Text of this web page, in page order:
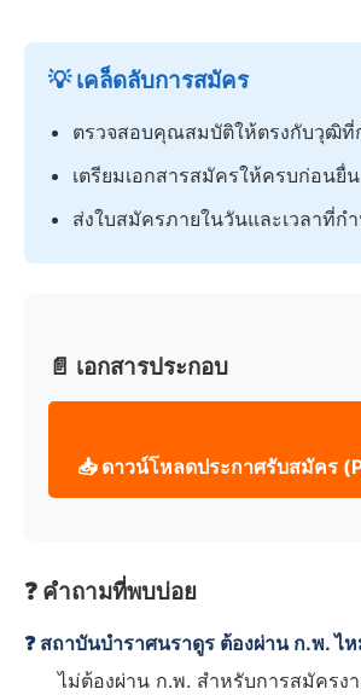
💡 เคล็ดลับการสมัคร
ตรวจสอบคุณสมบัติให้ตรงกับวุฒิที่
เตรียมเอกสารสมัครให้ครบก่อนยื่น
ส่งใบสมัครภายในวันและเวลาที่ก
📄 เอกสารประกอบ
📥 ดาวน์โหลดประกาศรับสมัคร
❓ คำถามที่พบบ่อย
❓ สถาบันบำราศนราดูร ต้องผ่าน ก.พ. ไ
ไม่ต้องผ่าน ก.พ. สำหรับการสมัครง